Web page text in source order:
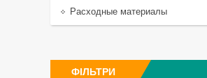
Расходные материалы
ФІЛЬТРИ